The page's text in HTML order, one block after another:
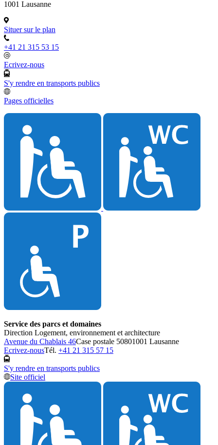
1001 Lausanne
Situer sur le plan
+41 21 315 53 15
Ecrivez-nous
S'y rendre en transports publics
Pages officielles
Service des parcs et domaines
Direction Logement, environnement et architecture
Avenue du Chablais 46Case postale 50801001 Lausanne
Ecrivez-nousTél. +41 21 315 57 15
S'y rendre en transports publics
Site officiel